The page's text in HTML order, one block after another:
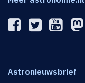
Astronieuwsbrief